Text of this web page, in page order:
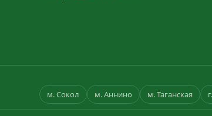
м. Сокол м. Аннино м. Таганская